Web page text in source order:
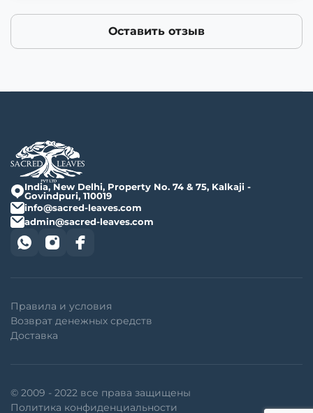
Оставить отзыв
India, New Delhi, Property No. 74 & 75, Kalkaji -
Govindpuri, 110019
info@sacred-leaves.com
admin@sacred-leaves.com
Правила и условия
Возврат денежных средств
Доставка
© 2009 - 2022 все права защищены
Политика конфиденциальности